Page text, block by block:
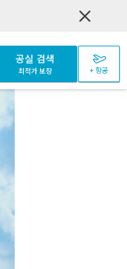
공실 검색
최적가 보장 + 항공